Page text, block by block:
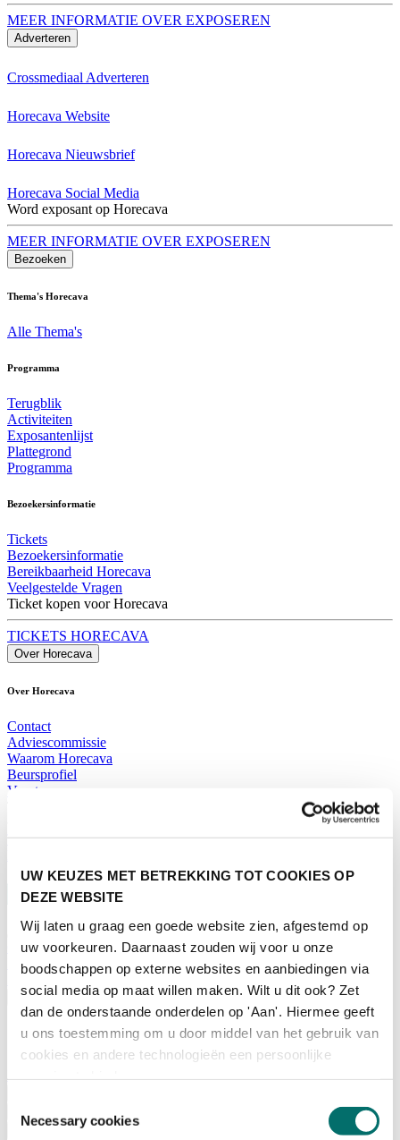
UW KEUZES MET BETREKKING TOT COOKIES OP
DEZE WEBSITE
Wij laten u graag een goede website zien, afgestemd op
uw voorkeuren. Daarnaast zouden wij voor u onze
boodschappen op externe websites en aanbiedingen via
social media op maat willen maken. Wilt u dit ook? Zet
dan de onderstaande onderdelen op 'Aan'. Hiermee geeft
u ons toestemming om u door middel van het gebruik van
cookies en andere technologieën een persoonlijke
Necessary cookies
MEER INFORMATIE OVER EXPOSEREN
Adverteren
Crossmediaal Adverteren
Horecava Website
Horecava Nieuwsbrief
Horecava Social Media
Word exposant op Horecava
MEER INFORMATIE OVER EXPOSEREN
Bezoeken
Thema's Horecava
Alle Thema's
Programma
Terugblik
Activiteiten
Exposantenlijst
Plattegrond
Programma
Bezoekersinformatie
Tickets
Bezoekersinformatie
Bereikbaarheid Horecava
Veelgestelde Vragen
Ticket kopen voor Horecava
TICKETS HORECAVA
Over Horecava
Over Horecava
Contact
Adviescommissie
Waarom Horecava
Beursprofiel
Vacatures
TICKETS HORECAVA
Contact
Perskamer
Nederlands
English
Adverteren